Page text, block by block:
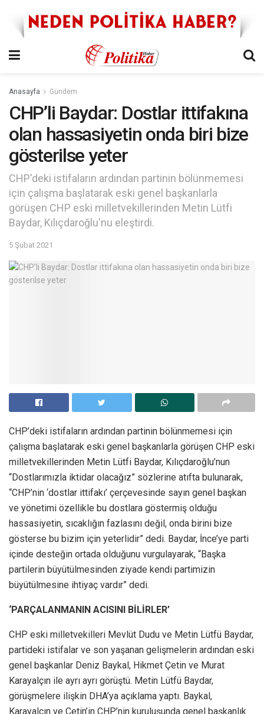
Anasayfa Gündem
CHP’li Baydar: Dostlar ittifakına
olan hassasiyetin onda biri bize
gösterilse yeter
CHP'deki istifaların ardından partinin bölünmemesi
için çalışma başlatarak eski genel başkanlarla
görüşen CHP eski milletvekillerinden Metin Lütfi
Baydar, Kılıçdaroğlu'nu eleştirdi.
5 Şubat 2021
CHP’deki istifaların ardından partinin bölünmemesi için
çalışma başlatarak eski genel başkanlarla görüşen CHP eski
milletvekillerinden Metin Lütfi Baydar, Kılıçdaroğlu’nun
“Dostlarımızla iktidar olacağız” sözlerine atıfta bulunarak,
“CHP’nin ‘dostlar ittifakı’ çerçevesinde sayın genel başkan
ve yönetimi özellikle bu dostlara göstermiş olduğu
hassasiyetin, sıcaklığın fazlasını değil, onda birini bize
gösterse bu bizim için yeterlidir” dedi. Baydar, İnce’ye parti
içinde desteğin ortada olduğunu vurgulayarak, “Başka
partilerin büyütülmesinden ziyade kendi partimizin
büyütülmesine ihtiyaç vardır” dedi.
‘PARÇALANMANIN ACISINI BİLİRLER’
CHP eski milletvekilleri Mevlüt Dudu ve Metin Lütfü Baydar,
partideki istifalar ve son yaşanan gelişmelerin ardından eski
genel başkanlar Deniz Baykal, Hikmet Çetin ve Murat
Karayalçın ile ayrı ayrı görüştü. Metin Lütfü Baydar,
görüşmelere ilişkin DHA’ya açıklama yaptı. Baykal,
Karayalçın ve Çetin’in CHP’nin kuruluşunda genel başkanlık